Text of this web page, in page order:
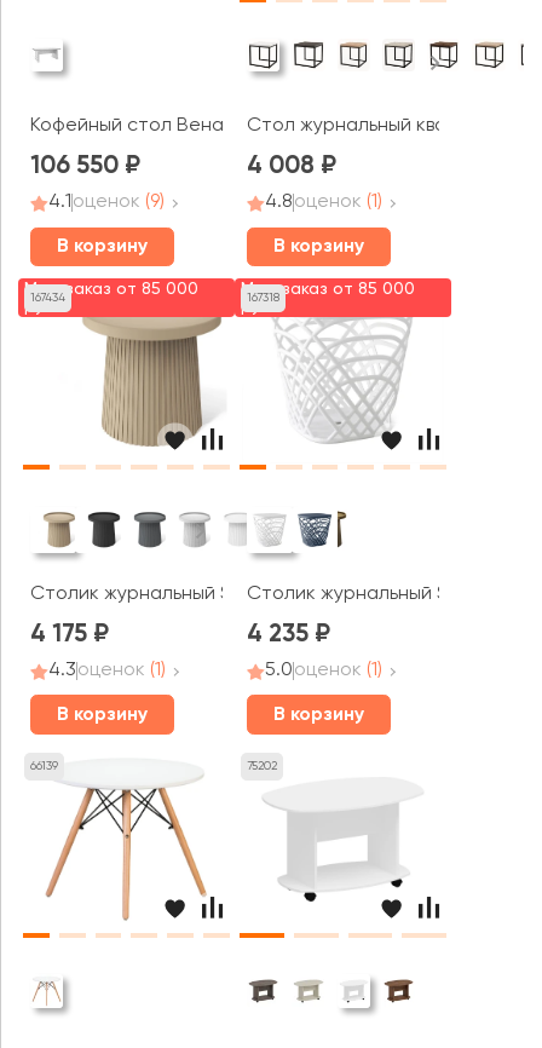
Кофейный стол Вена / Vienna
106 550
4.1оценок (9)
В корзину
Стол журнальный квадратный
4 008
4.8оценок (1)
В корзину
167434
Мин. заказ от 85 000
руб.
Столик журнальный SHT-CT94
4 175
4.3оценок (1)
В корзину
167318
Мин. заказ от 85 000
руб.
Столик журнальный STH-CT83
4 235
5.0оценок (1)
В корзину
66139 75202